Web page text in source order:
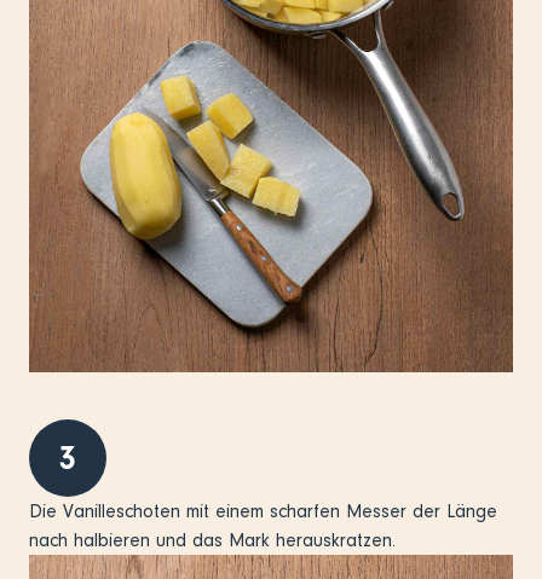
3
Die Vanilleschoten mit einem scharfen Messer der Länge
nach halbieren und das Mark herauskratzen.